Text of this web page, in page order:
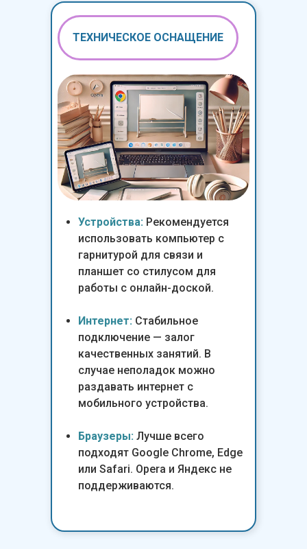
Устройства: Рекомендуется
использовать компьютер с
гарнитурой для связи и
планшет со стилусом для
работы с онлайн-доской.
Интернет: Стабильное
подключение — залог
качественных занятий. В
случае неполадок можно
раздавать интернет с
мобильного устройства.
Браузеры: Лучше всего
подходят Google Chrome, Edge
или Safari. Opera и Яндекс не
поддерживаются.
ТЕХНИЧЕСКОЕ ОСНАЩЕНИЕ